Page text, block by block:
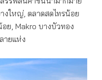
งใหญ่, ตลาดสดไทรน้อย
อย, Makro บางบัวทอง
ายแห่ง